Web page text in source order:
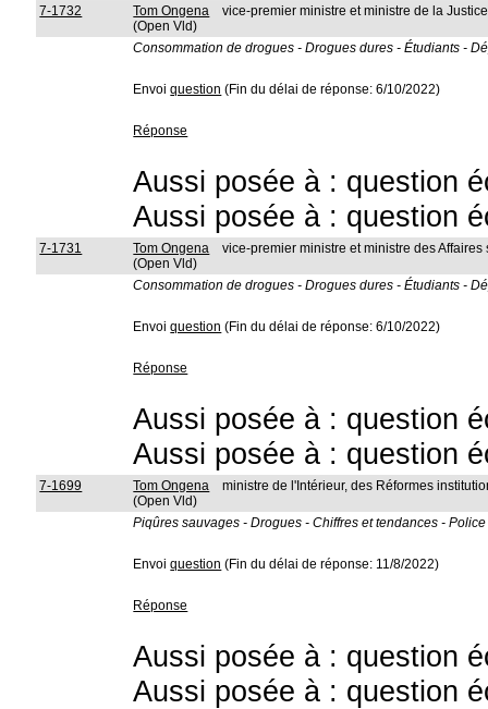
7-1732
Tom Ongena
(Open Vld)
vice-premier ministre et ministre de la
Consommation de drogues - Drogues dures - Étudiants -
Envoiquestion (Fin du délai de réponse: 6/10/2022)
Réponse
Aussi posée à : question
Aussi posée à : question
7-1731
Tom Ongena
(Open Vld)
vice-premier ministre et ministre des
Consommation de drogues - Drogues dures - Étudiants -
Envoiquestion (Fin du délai de réponse: 6/10/2022)
Réponse
Aussi posée à : question
Aussi posée à : question
7-1699
Tom Ongena
(Open Vld)
ministre de l'Intérieur, des Réformes
Piqûres sauvages - Drogues - Chiffres et tendances -
Envoiquestion (Fin du délai de réponse: 11/8/2022)
Réponse
Aussi posée à : question
Aussi posée à : question